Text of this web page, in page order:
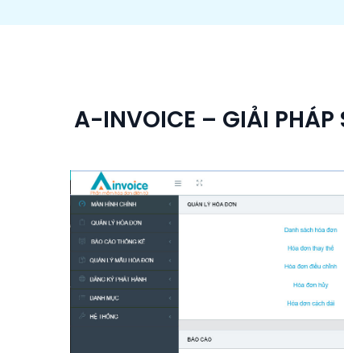
A-INVOICE – GIẢI PHÁP